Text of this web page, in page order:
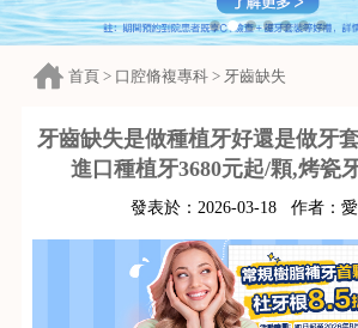
首頁 > 口腔脩複專科 > 牙齒缺失
牙齒缺失是做種植牙好還是做牙
進口種植牙3680元起/顆,烤瓷
發表於： 2026-03-18 作者：